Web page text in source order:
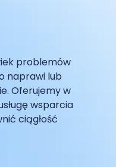
problemów
naprawi lub
Oferujemy w
wsparcia
ciągłość